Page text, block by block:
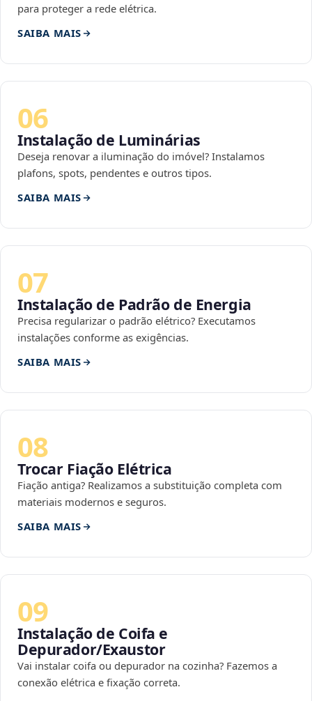
para proteger a rede elétrica.
SAIBA MAIS
06
Instalação de Luminárias
Deseja renovar a iluminação do imóvel? Instalamos
plafons, spots, pendentes e outros tipos.
SAIBA MAIS
07
Instalação de Padrão de Energia
Precisa regularizar o padrão elétrico? Executamos
instalações conforme as exigências.
SAIBA MAIS
08
Trocar Fiação Elétrica
Fiação antiga? Realizamos a substituição completa com
materiais modernos e seguros.
SAIBA MAIS
09
Instalação de Coifa e
Depurador/Exaustor
Vai instalar coifa ou depurador na cozinha? Fazemos a
conexão elétrica e fixação correta.